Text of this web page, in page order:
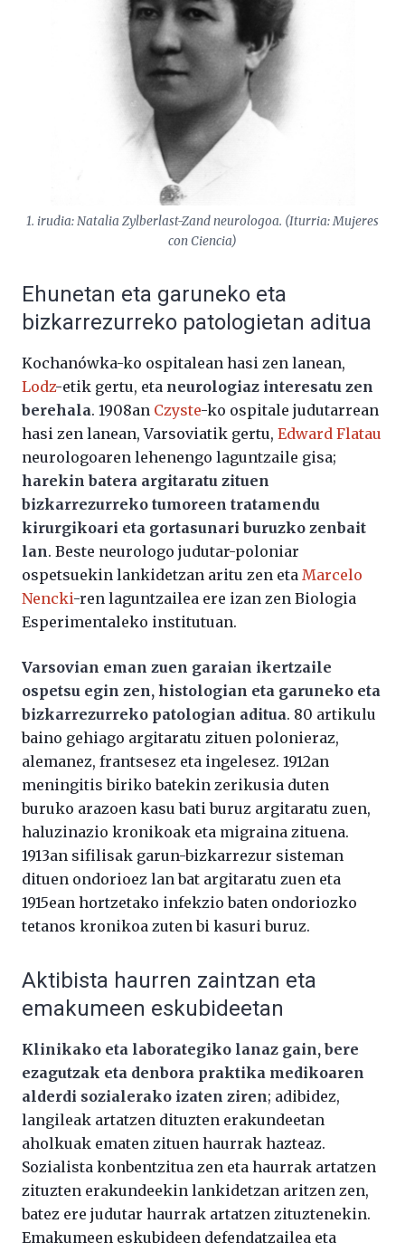
1. irudia: Natalia Zylberlast-Zand neurologoa. (Iturria: Mujeres
con Ciencia)
Ehunetan eta garuneko eta
bizkarrezurreko patologietan aditua
Kochanówka-ko ospitalean hasi zen lanean,
Lodz-etik gertu, eta neurologiaz interesatu zen
berehala. 1908an Czyste-ko ospitale judutarrean
hasi zen lanean, Varsoviatik gertu, Edward Flatau
neurologoaren lehenengo laguntzaile gisa;
harekin batera argitaratu zituen
bizkarrezurreko tumoreen tratamendu
kirurgikoari eta gortasunari buruzko zenbait
lan. Beste neurologo judutar-poloniar
ospetsuekin lankidetzan aritu zen eta Marcelo
Nencki-ren laguntzailea ere izan zen Biologia
Esperimentaleko institutuan.
Varsovian eman zuen garaian ikertzaile
ospetsu egin zen, histologian eta garuneko eta
bizkarrezurreko patologian aditua. 80 artikulu
baino gehiago argitaratu zituen polonieraz,
alemanez, frantsesez eta ingelesez. 1912an
meningitis biriko batekin zerikusia duten
buruko arazoen kasu bati buruz argitaratu zuen,
haluzinazio kronikoak eta migraina zituena.
1913an sifilisak garun-bizkarrezur sisteman
dituen ondorioez lan bat argitaratu zuen eta
1915ean hortzetako infekzio baten ondoriozko
tetanos kronikoa zuten bi kasuri buruz.
Aktibista haurren zaintzan eta
emakumeen eskubideetan
Klinikako eta laborategiko lanaz gain, bere
ezagutzak eta denbora praktika medikoaren
alderdi sozialerako izaten ziren; adibidez,
langileak artatzen dituzten erakundeetan
aholkuak ematen zituen haurrak hazteaz.
Sozialista konbentzitua zen eta haurrak artatzen
zituzten erakundeekin lankidetzan aritzen zen,
batez ere judutar haurrak artatzen zituztenekin.
Emakumeen eskubideen defendatzailea eta